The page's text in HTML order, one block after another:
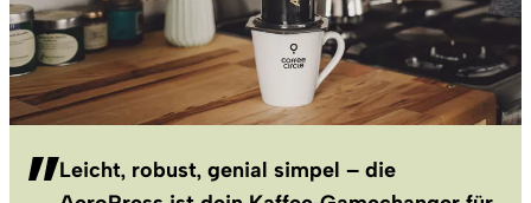
Leicht, robust, genial simpel – die